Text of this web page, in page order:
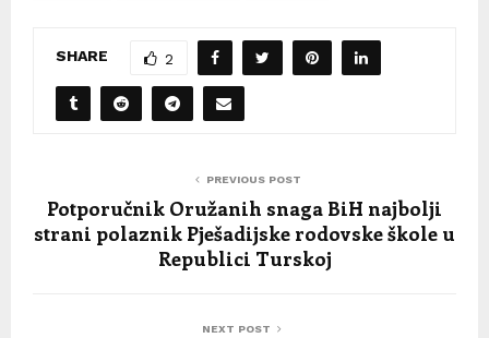
SHARE 2
PREVIOUS POST
Potporučnik Oružanih snaga BiH najbolji
strani polaznik Pješadijske rodovske škole u
Republici Turskoj
NEXT POST